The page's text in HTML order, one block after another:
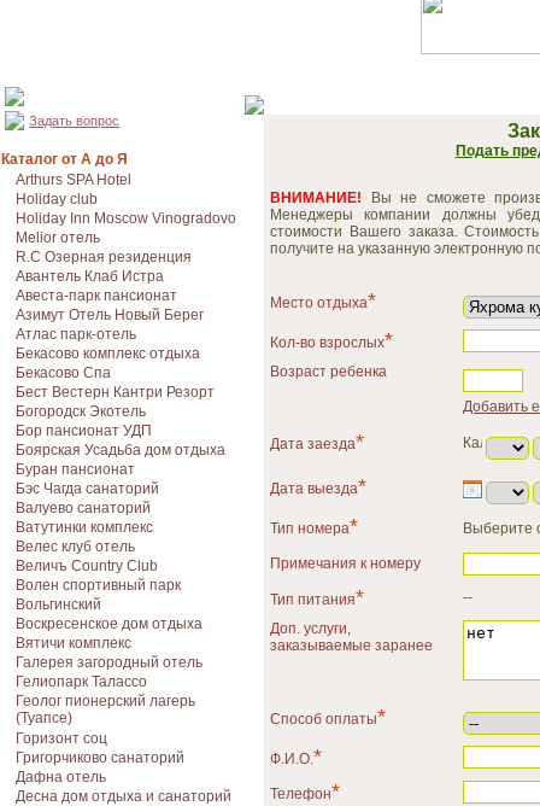
Задать вопрос
Каталог от А до Я
Arthurs SPA Hotel
Holiday club
Holiday Inn Moscow Vinogradovo
Melior отель
R.C Озерная резиденция
Авантель Клаб Истра
Авеста-парк пансионат
Азимут Отель Новый Берег
Атлас парк-отель
Бекасово комплекс отдыха
Бекасово Спа
Бест Вестерн Кантри Резорт
Богородск Экотель
Бор пансионат УДП
Боярская Усадьба дом отдыха
Буран пансионат
Бэс Чагда санаторий
Валуево санаторий
Ватутинки комплекс
Велес клуб отель
Величъ Country Club
Волен спортивный парк
Вольгинский
Воскресенское дом отдыха
Вятичи комплекс
Галерея загородный отель
Гелиопарк Талассо
Геолог пионерский лагерь
(Туапсе)
Горизонт соц
Григорчиково санаторий
Дафна отель
Десна дом отдыха и санаторий
Подать
ВНИМАНИЕ! Вы не сможете
Менеджеры компании должны
стоимости Вашего заказа.
получите на указанную электронную
Место отдыха*
Кол-во взрослых*
Возраст ребенка
Добавить
Дата заезда*
Дата выезда*
Тип номера* Выберите
Примечания к номеру
Тип питания*
--
Доп. услуги,
заказываемые заранее
Способ оплаты*
Ф.И.О.*
Телефон*